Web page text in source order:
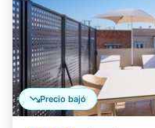
Precio bajó